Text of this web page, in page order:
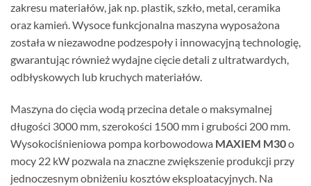
zakresu materiałów, jak np. plastik, szkło, metal, ceramika
oraz kamień. Wysoce funkcjonalna maszyna wyposażona
została w niezawodne podzespoły i innowacyjną technologię,
gwarantując również wydajne cięcie detali z ultratwardych,
odbłyskowych lub kruchych materiałów.
Maszyna do cięcia wodą przecina detale o maksymalnej
długości 3000 mm, szerokości 1500 mm i grubości 200 mm.
Wysokociśnieniowa pompa korbowodowa MAXIEM M30o
mocy 22 kW pozwala na znaczne zwiększenie produkcji przy
jednoczesnym obniżeniu kosztów eksploatacyjnych. Na